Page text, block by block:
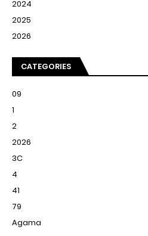
2024
2025
2026
CATEGORIES
09
1
2
2026
3C
4
41
79
Agama